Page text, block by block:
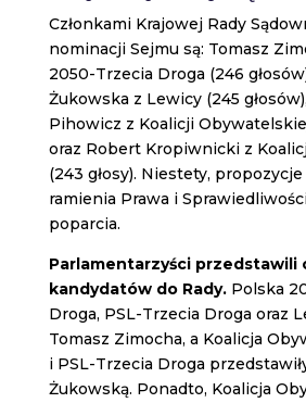
Członkami Krajowej Rady
nominacji Sejmu są: Tomasz
2050-Trzecia Droga (246
Żukowska z Lewicy (245
Pihowicz z Koalicji
oraz Robert Kropiwnicki z
(243 głosy). Niestety,
ramienia Prawa i
poparcia.
Parlamentarzyści przedstawili
kandydatów do Rady.Polska
Droga, PSL-Trzecia Droga oraz
Tomasz Zimocha, a Koalicja
i PSL-Trzecia Droga
Żukowską. Ponadto, Koalicja